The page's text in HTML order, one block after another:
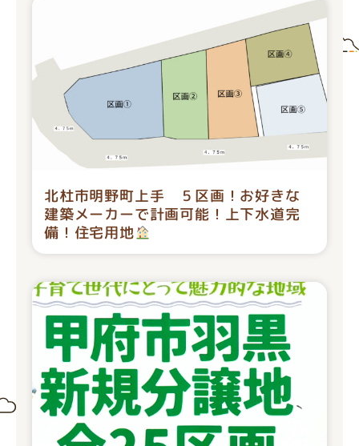
北杜市明野町上手 ５区画！お好きな
建築メーカーで計画可能！上下水道完
備！住宅用地